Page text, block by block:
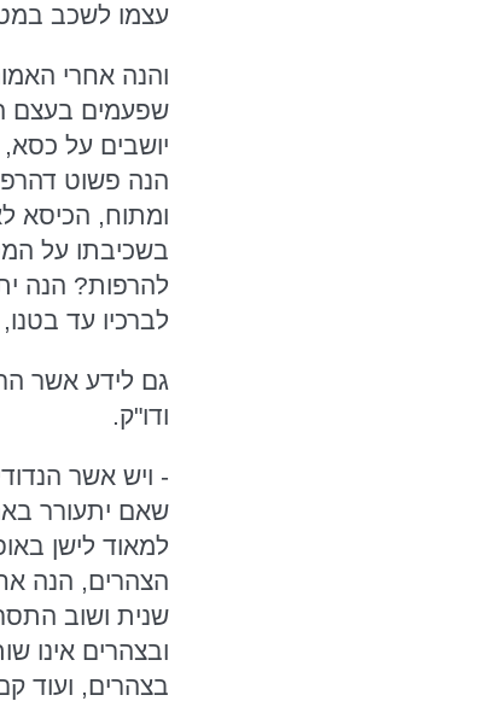
עצמו לשכב
והנה אחרי
שפעמים בעצם
יושבים על
הנה פשוט
ומתוח, הכיסא
בשכיבתו על
להרפות? הנה
לברכיו עד
גם לידע אשר
ודו"ק.
- ויש אשר
שאם יתעורר
למאוד לישן
הצהרים, הנה
שנית ושוב
ובצהרים אינו
בצהרים, ועוד